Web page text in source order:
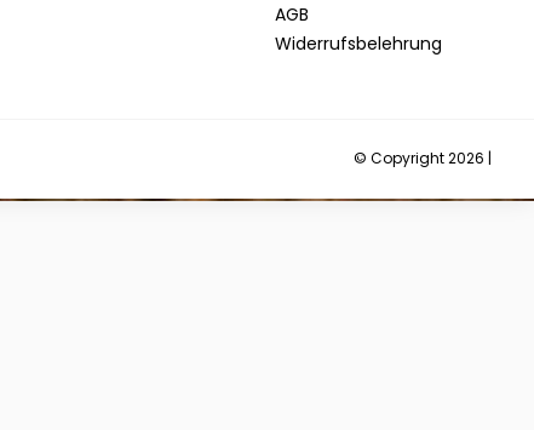
AGB
Widerrufsbelehrung
© Copyright 2026 |